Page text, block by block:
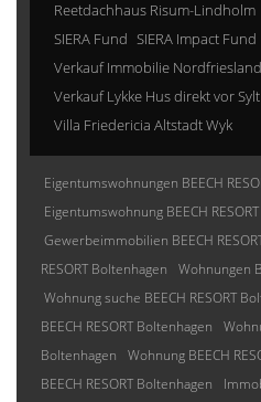
Reetdachhaus Risum-Lindholm
SIERA Fund SIERA Impact Fund
Verkauf Immobilie Nordfriesland
Verkauf Lykke Hus direkt vor Sylt
Villa Friedericia Altstadt Wyk
Eigentumswohnungen BEECH
Eigentumswohnung BEECH
Gewerbeimmobilien BEECH
RESORT Boltenhagen
Wohnungen
Wohnung suche BEECH RESORT
BEECH RESORT Boltenhagen
Boltenhagen
Wohnung BEECH
BEECH RESORT Boltenhagen